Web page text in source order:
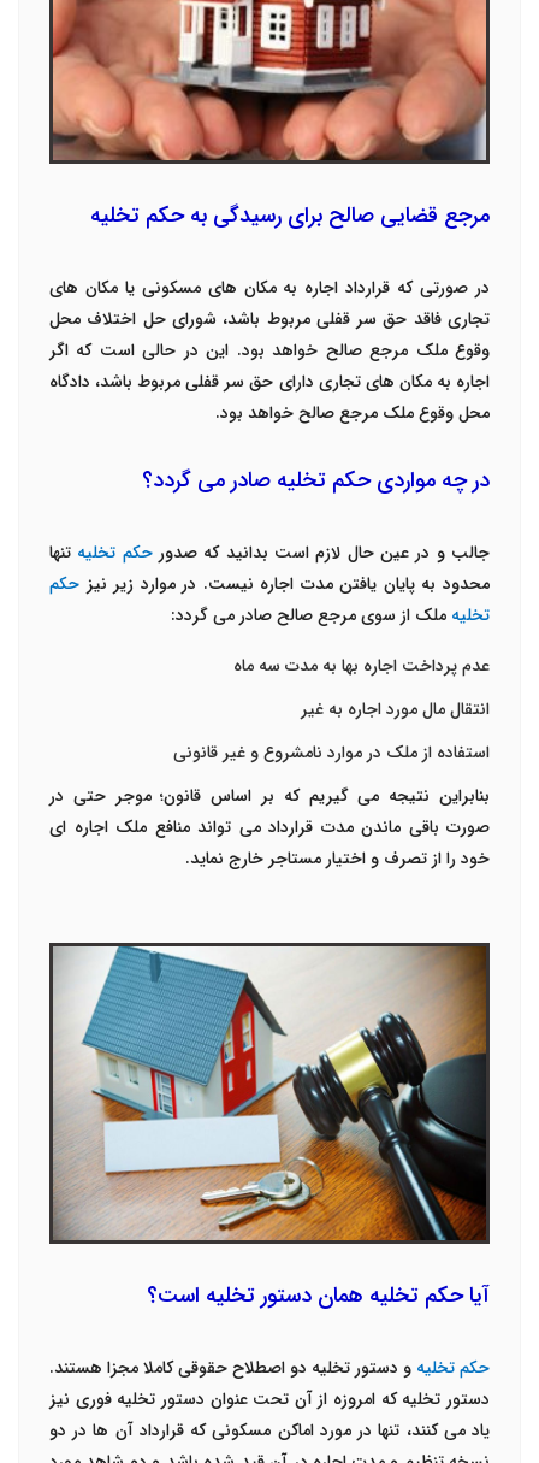
مرجع قضایی صالح برای رسیدگی به حکم تخلیه
در صورتی که قرارداد اجاره به مکان های مسکونی یا مکان های
تجاری فاقد حق سر قفلی مربوط باشد، شورای حل اختلاف محل
وقوع ملک مرجع صالح خواهد بود. این در حالی است که اگر
اجاره به مکان های تجاری دارای حق سر قفلی مربوط باشد، دادگاه
محل وقوع ملک مرجع صالح خواهد بود.
در چه مواردی حکم تخلیه صادر می گردد؟
جالب و در عین حال لازم است بدانید که صدورحکم تخلیه تنها
محدود به پایان یافتن مدت اجاره نیست. در موارد زیر نیز حکم
تخلیه ملک از سوی مرجع صالح صادر می گردد:
عدم پرداخت اجاره بها به مدت سه ماه
انتقال مال مورد اجاره به غیر
استفاده از ملک در موارد نامشروع و غیر قانونی
بنابراین نتیجه می گیریم که بر اساس قانون؛ موجر حتی در
صورت باقی ماندن مدت قرارداد می تواند منافع ملک اجاره ای
خود را از تصرف و اختیار مستاجر خارج نماید.
آیا حکم تخلیه همان دستور تخلیه است؟
حکم تخلیه و دستور تخلیه دو اصطلاح حقوقی کاملا مجزا هستند.
دستور تخلیه که امروزه از آن تحت عنوان دستور تخلیه فوری نیز
یاد می کنند، تنها در مورد اماکن مسکونی که قرارداد آن ها در دو